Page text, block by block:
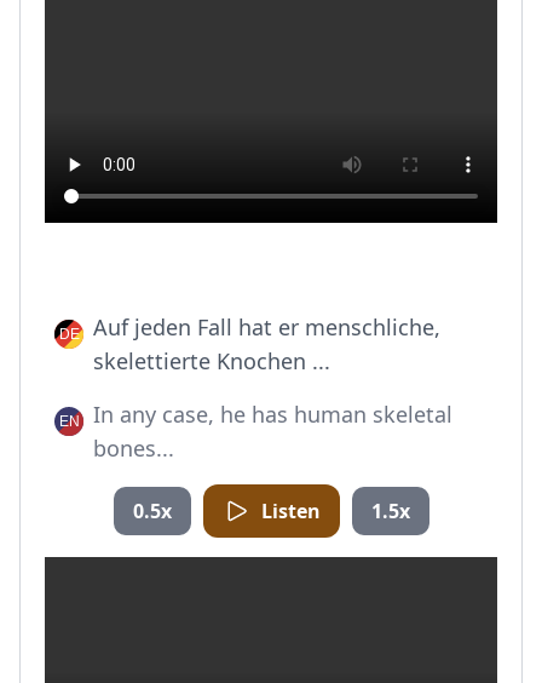
Auf jeden Fall hat er menschliche,
skelettierte Knochen ...
In any case, he has human skeletal
bones...
0.5x Listen 1.5x